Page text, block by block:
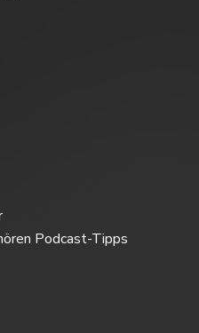
Podcast-Tipps